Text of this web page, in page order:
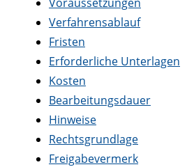
Verfahrensablauf
Fristen
Erforderliche Unterlagen
Kosten
Bearbeitungsdauer
Hinweise
Rechtsgrundlage
Freigabevermerk